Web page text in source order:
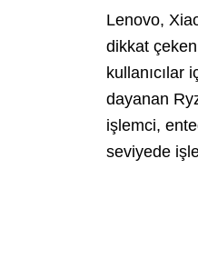
Lenovo,
dikkat
kullanıcılar
dayanan
işlemci,
seviyede